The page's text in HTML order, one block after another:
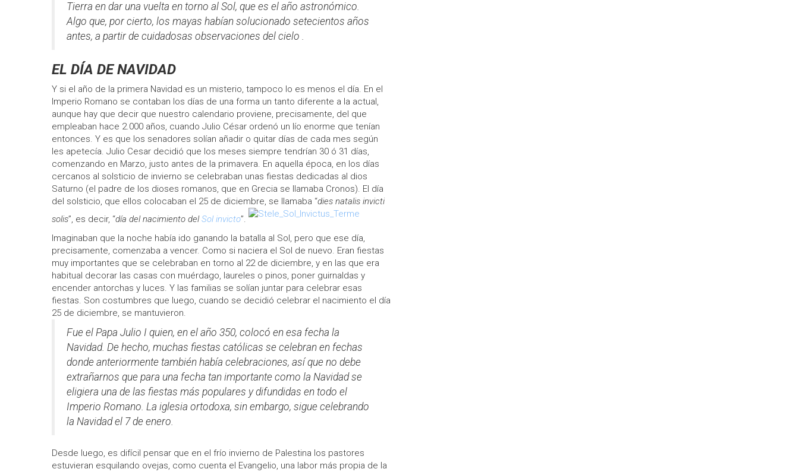
Tierra en dar una vuelta en torno al Sol, que es el año astronómico.
Algo que, por cierto, los mayas habían solucionado setecientos años
antes, a partir de cuidadosas observaciones del cielo .
EL DÍA DE NAVIDAD
Y si el año de la primera Navidad es un misterio, tampoco lo es menos el día. En el
Imperio Romano se contaban los días de una forma un tanto diferente a la actual,
aunque hay que decir que nuestro calendario proviene, precisamente, del que
empleaban hace 2.000 años, cuando Julio César ordenó un lío enorme que tenían
entonces. Y es que los senadores solían añadir o quitar días de cada mes según
les apetecía. Julio Cesar decidió que los meses siempre tendrían 30 ó 31 días,
comenzando en Marzo, justo antes de la primavera. En aquella época, en los días
cercanos al solsticio de invierno se celebraban unas fiestas dedicadas al dios
Saturno (el padre de los dioses romanos, que en Grecia se llamaba Cronos). El día
del solsticio, que ellos colocaban el 25 de diciembre, se llamaba “dies natalis invicti
solis”, es decir, “día del nacimiento delSol invicto”.
Imaginaban que la noche había ido ganando la batalla al Sol, pero que ese día,
precisamente, comenzaba a vencer. Como si naciera el Sol de nuevo. Eran fiestas
muy importantes que se celebraban en torno al 22 de diciembre, y en las que era
habitual decorar las casas con muérdago, laureles o pinos, poner guirnaldas y
encender antorchas y luces. Y las familias se solían juntar para celebrar esas
fiestas. Son costumbres que luego, cuando se decidió celebrar el nacimiento el día
25 de diciembre, se mantuvieron.
Fue el Papa Julio I quien, en el año 350, colocó en esa fecha la
Navidad. De hecho, muchas fiestas católicas se celebran en fechas
donde anteriormente también había celebraciones, así que no debe
extrañarnos que para una fecha tan importante como la Navidad se
eligiera una de las fiestas más populares y difundidas en todo el
Imperio Romano. La iglesia ortodoxa, sin embargo, sigue celebrando
la Navidad el 7 de enero.
Desde luego, es difícil pensar que en el frío invierno de Palestina los pastores
estuvieran esquilando ovejas, como cuenta el Evangelio, una labor más propia de la